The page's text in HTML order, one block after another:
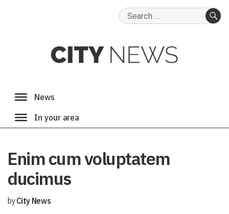
Search
Enim cum voluptatem
ducimus
byCity News